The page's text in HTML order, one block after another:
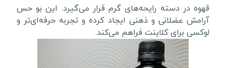
قهوه در دسته رایحه‌های گرم قرار می‌گیرد. این بو حس
آرامش عضلانی و ذهنی ایجاد کرده و تجربه حرفه‌ای‌تر و
لوکسی برای کلاینت فراهم می‌کند.